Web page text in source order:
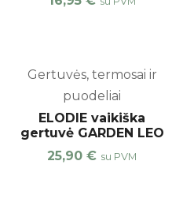
Gertuvės, termosai ir
puodeliai
ELODIE vaikiška
gertuvė GARDEN LEO
25,90€ su PVM